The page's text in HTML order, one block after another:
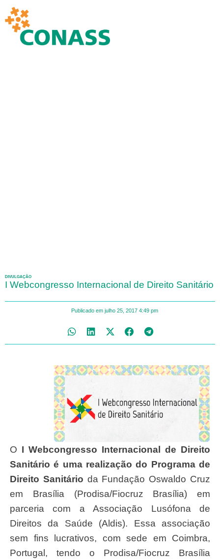
DIVULGAÇÃO
I Webcongresso Internacional de Direito Sanitário
Publicado em julho 25, 2017 4:49 pm
I Webcongresso Internacional de Direito
Sanitário é uma realização do Programa de
Direito Sanitário da Fundação Oswaldo Cruz
em Brasília (Prodisa/Fiocruz Brasília) em
parceria com a Associação Lusófona de
Direitos da Saúde (Aldis). Essa associação
sem fins lucrativos, com sede em Coimbra,
Portugal, tendo o Prodisa/Fiocruz Brasília